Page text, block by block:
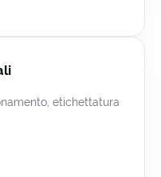
etichettatura